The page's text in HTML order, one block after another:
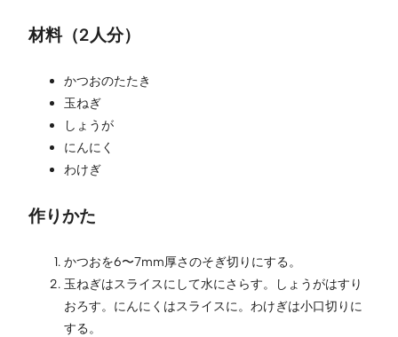
材料（2人分）
かつおのたたき
玉ねぎ
しょうが
にんにく
わけぎ
作りかた
かつおを6〜7mm厚さのそぎ切りにする。
玉ねぎはスライスにして水にさらす。しょうがはすり
おろす。にんにくはスライスに。わけぎは小口切りに
する。